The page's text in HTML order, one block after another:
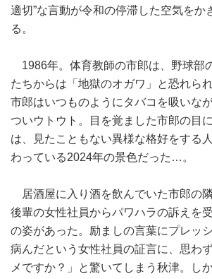
適切”な言動が令和の停滞した空気をか
る。
1986年。体育教師の市郎は、野球部
たちからは「地獄のオガワ」と恐れら
市郎はいつものようにタバコを吸いな
ついウトウト。目を覚ました市郎の目
は、見たこともない異様な格好をする
わっている2024年の景色だった…。
居酒屋に入り酒を飲んでいた市郎の隣
後輩の女性社員からパワハラの訴えを
の姿があった。励ましの言葉にプレッ
病んだという女性社員の証言に、思わ
メですか？」と驚いてしまう秋津。し